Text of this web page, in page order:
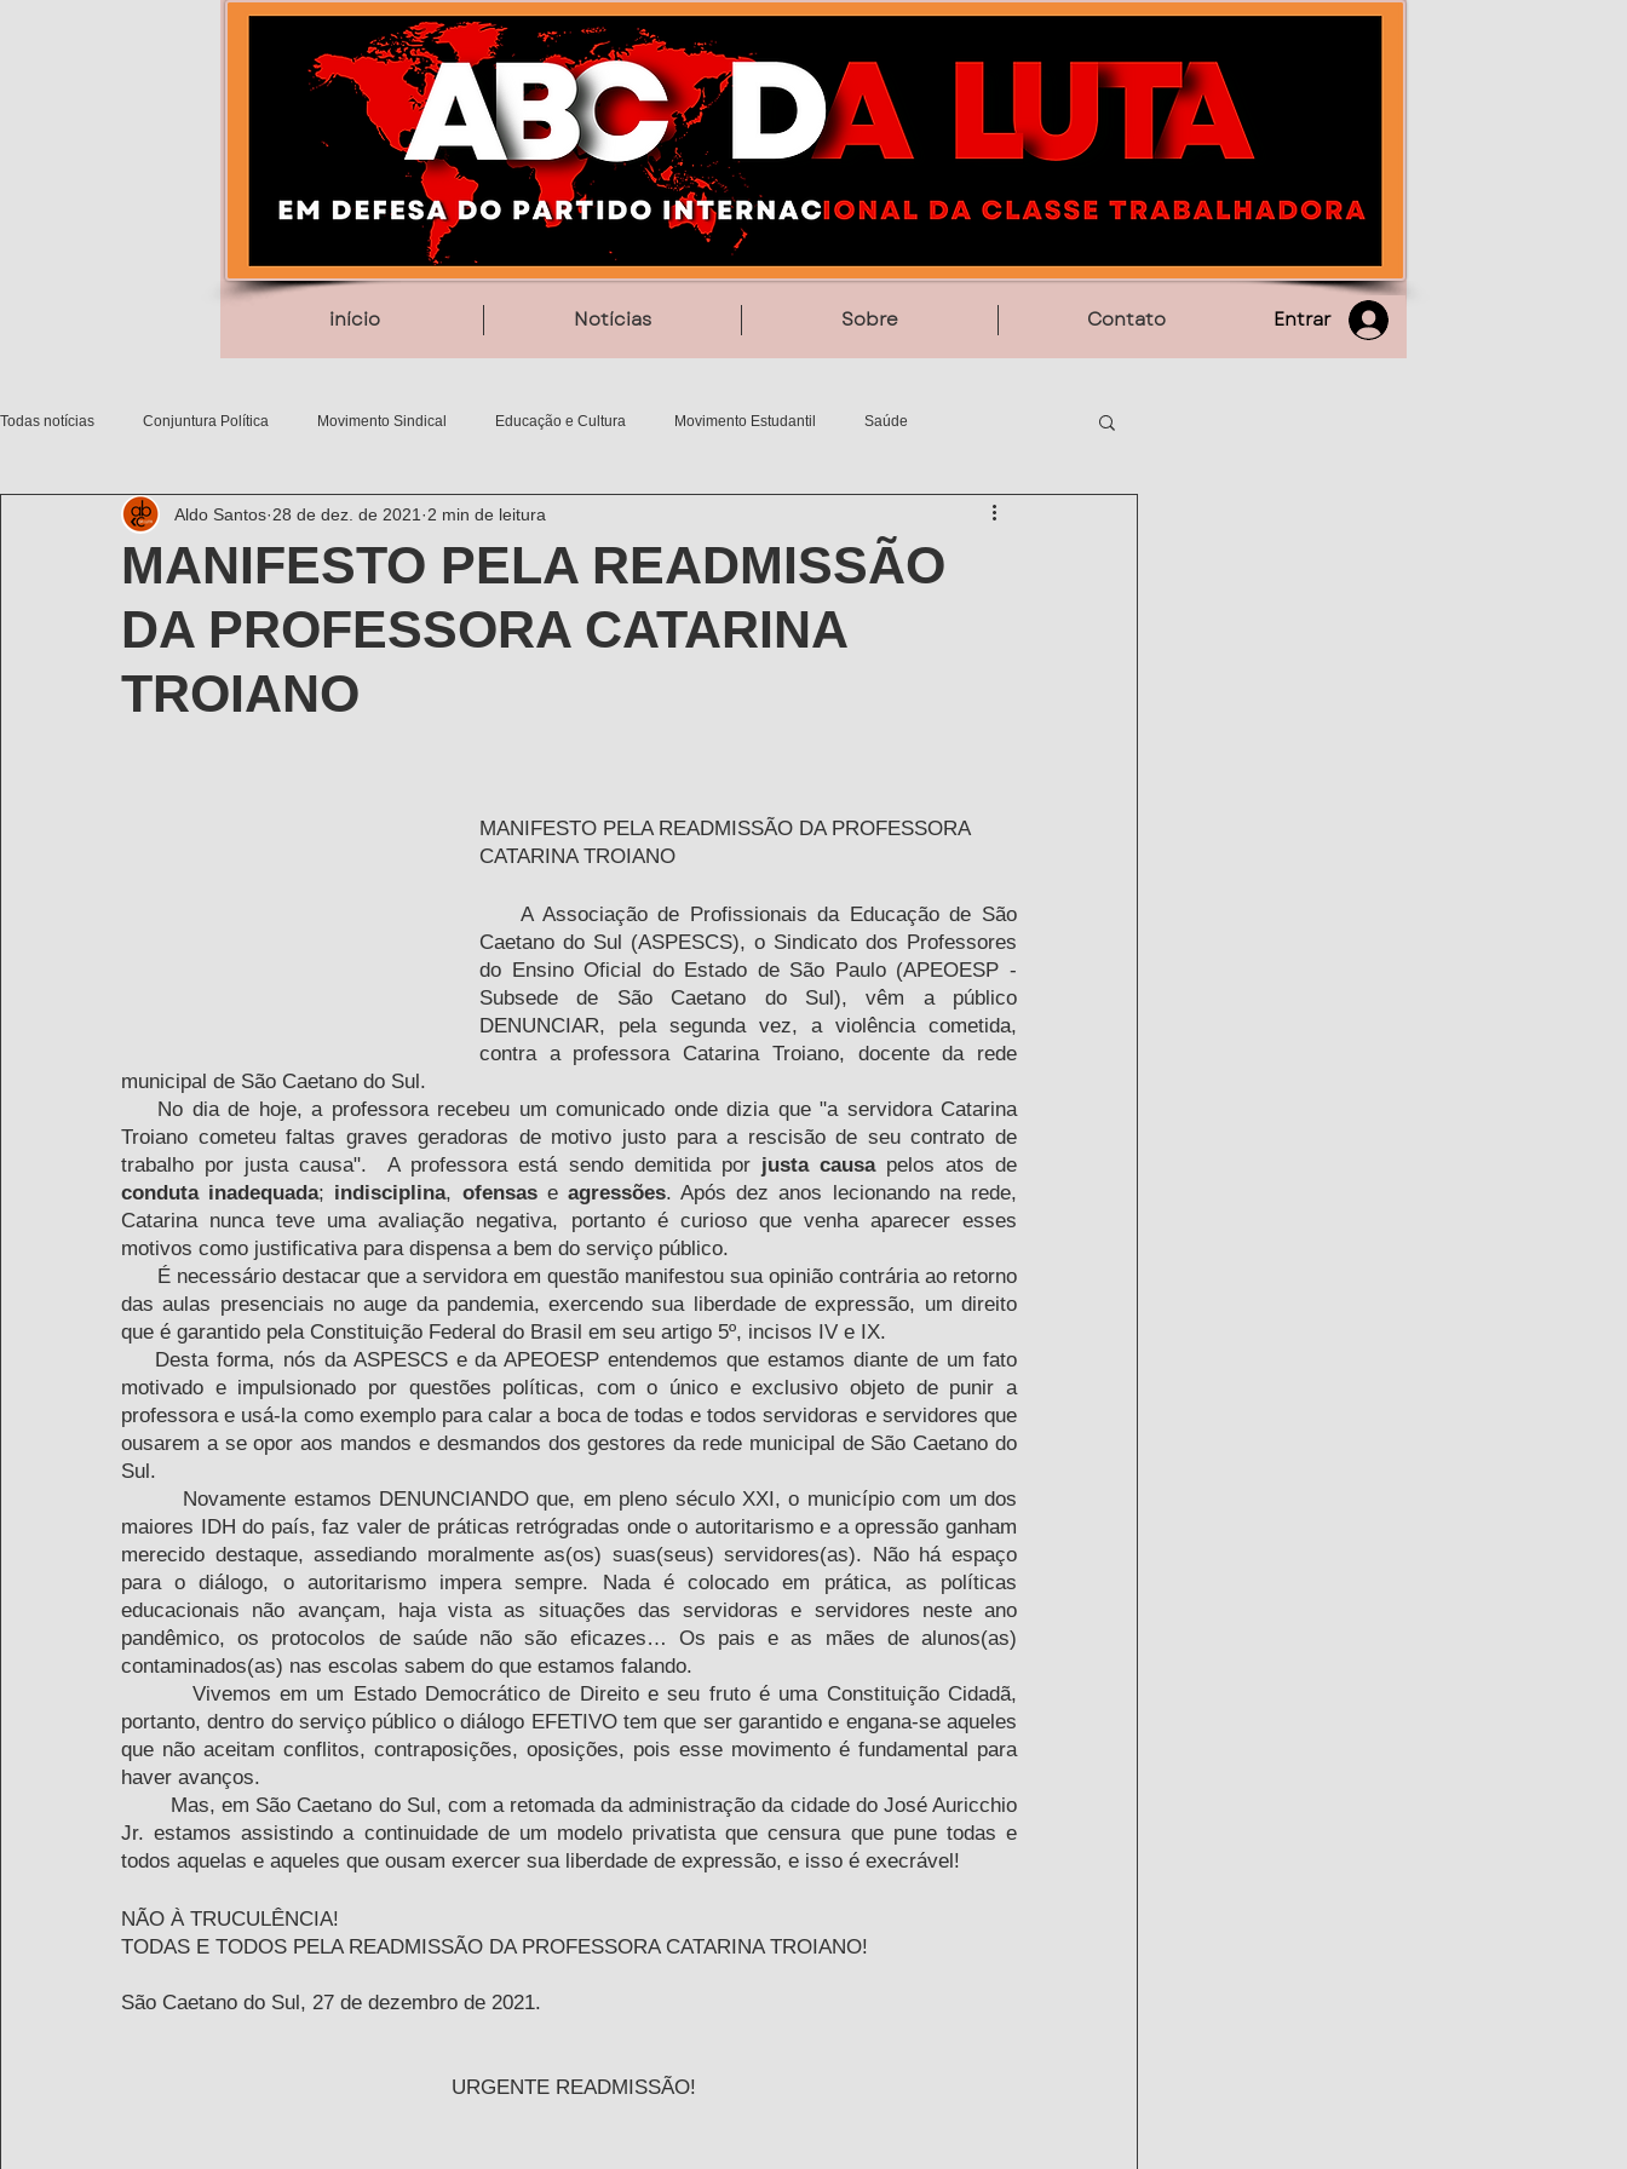
início Notícias Sobre Contato Entrar
Todas notícias Conjuntura Política Movimento Sindical Educação e Cultura Movimento Estudantil Saúde
Debates filosóficos Gênero/Etnia Movimentos Sociais Vídeos
MANIFESTO PELA READMISSÃO
DA PROFESSORA CATARINA
TROIANO
Aldo Santos 28 de dez. de 2021 2 min de leitura
MANIFESTO PELA READMISSÃO DA PROFESSORA
CATARINA TROIANO
    A Associação de Profissionais da Educação de São
Caetano do Sul (ASPESCS), o Sindicato dos Professores
do Ensino Oficial do Estado de São Paulo (APEOESP -
Subsede de São Caetano do Sul), vêm a público
DENUNCIAR, pela segunda vez, a violência cometida,
contra a professora Catarina Troiano, docente da rede
municipal de São Caetano do Sul.
Troiano cometeu faltas graves geradoras de motivo justo para a rescisão de seu contrato de
trabalho por justa causa".  A professora está sendo demitida por justa causa
conduta inadequada; indisciplina, ofensas e agressões. Após dez anos lecionando na rede,
Catarina nunca teve uma avaliação negativa, portanto é curioso que venha aparecer esses
motivos como justificativa para dispensa a bem do serviço público.
das aulas presenciais no auge da pandemia, exercendo sua liberdade de expressão, um direito
que é garantido pela Constituição Federal do Brasil em seu artigo 5º, incisos IV e IX.
motivado e impulsionado por questões políticas, com o único e exclusivo objeto de punir a
professora e usá-la como exemplo para calar a boca de todas e todos servidoras e servidores que
ousarem a se opor aos mandos e desmandos dos gestores da rede municipal de São Caetano do
Sul.
maiores IDH do país, faz valer de práticas retrógradas onde o autoritarismo e a opressão ganham
merecido destaque, assediando moralmente as(os) suas(seus) servidores(as). Não há espaço
para o diálogo, o autoritarismo impera sempre. Nada é colocado em prática, as políticas
educacionais não avançam, haja vista as situações das servidoras e servidores neste ano
pandêmico, os protocolos de saúde não são eficazes… Os pais e as mães de alunos(as)
contaminados(as) nas escolas sabem do que estamos falando.
portanto, dentro do serviço público o diálogo EFETIVO tem que ser garantido e engana-se aqueles
que não aceitam conflitos, contraposições, oposições, pois esse movimento é fundamental para
haver avanços.
Jr. estamos assistindo a continuidade de um modelo privatista que censura que pune todas e
todos aquelas e aqueles que ousam exercer sua liberdade de expressão, e isso é execrável!
NÃO À TRUCULÊNCIA!
TODAS E TODOS PELA READMISSÃO DA PROFESSORA CATARINA TROIANO!
São Caetano do Sul, 27 de dezembro de 2021.
URGENTE READMISSÃO!